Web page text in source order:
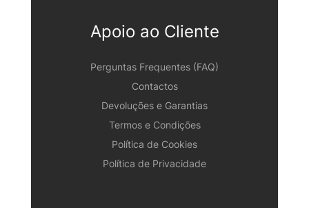
Apoio ao Cliente
Perguntas Frequentes (FAQ)
Contactos
Devoluções e Garantias
Termos e Condições
Política de Cookies
Política de Privacidade